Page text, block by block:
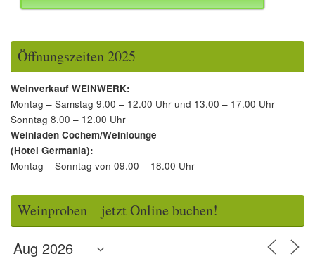
Öffnungszeiten 2025
Weinverkauf WEINWERK:
Montag – Samstag 9.00 – 12.00 Uhr und 13.00 – 17.00 Uhr
Sonntag 8.00 – 12.00 Uhr
Weinladen Cochem/Weinlounge
(Hotel Germania):
Montag – Sonntag von 09.00 – 18.00 Uhr
Weinproben – jetzt Online buchen!